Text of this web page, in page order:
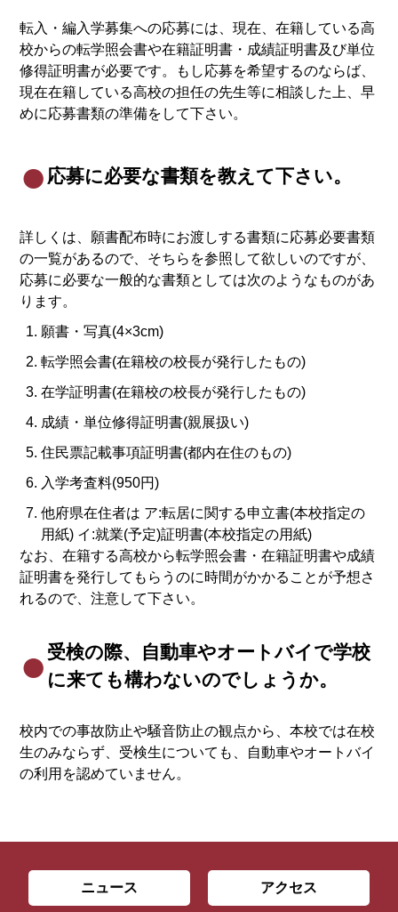
転入・編入学募集への応募には、現在、在籍している高
校からの転学照会書や在籍証明書・成績証明書及び単位
修得証明書が必要です。もし応募を希望するのならば、
現在在籍している高校の担任の先生等に相談した上、早
めに応募書類の準備をして下さい。
応募に必要な書類を教えて下さい。
詳しくは、願書配布時にお渡しする書類に応募必要書類
の一覧があるので、そちらを参照して欲しいのですが、
応募に必要な一般的な書類としては次のようなものがあ
ります。
願書・写真(4×3cm)
転学照会書(在籍校の校長が発行したもの)
在学証明書(在籍校の校長が発行したもの)
成績・単位修得証明書(親展扱い)
住民票記載事項証明書(都内在住のもの)
入学考査料(950円)
他府県在住者は ア:転居に関する申立書(本校指定の
用紙) イ:就業(予定)証明書(本校指定の用紙)
なお、在籍する高校から転学照会書・在籍証明書や成績
証明書を発行してもらうのに時間がかかることが予想さ
れるので、注意して下さい。
受検の際、自動車やオートバイで学校
に来ても構わないのでしょうか。
校内での事故防止や騒音防止の観点から、本校では在校
生のみならず、受検生についても、自動車やオートバイ
の利用を認めていません。
ニュース アクセス